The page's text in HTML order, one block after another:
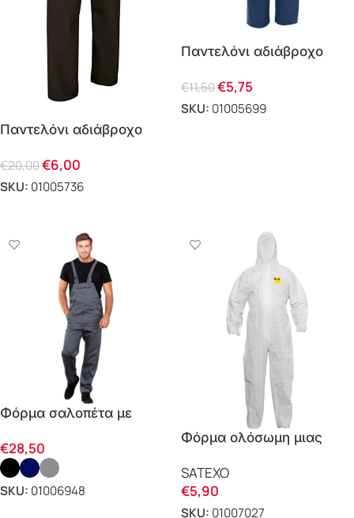
Παντελόνι αδιάβροχο
€20,00€6,00
SKU: 01005736
Παντελόνι αδιάβροχο
€11,50€5,75
SKU: 01005699
Φόρμα σαλοπέτα με
€28,50
SKU: 01006948
Φόρμα ολόσωμη μιας
Τύπου 5-6 CV001 Satexo
SATEXO
€5,90
SKU: 01007027